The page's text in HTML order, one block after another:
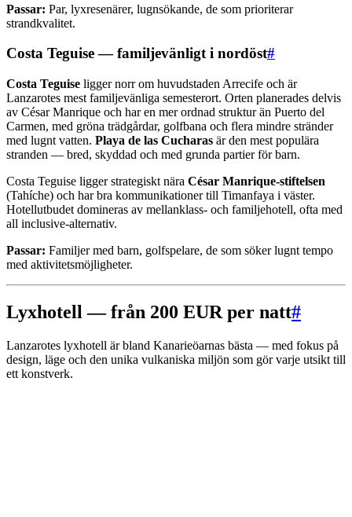
Passar: Par, lyxresenärer, lugnsökande, de som prioriterar
strandkvalitet.
Costa Teguise — familjevänligt i nordöst#
Costa Teguise ligger norr om huvudstaden Arrecife och är
Lanzarotes mest familjevänliga semesterort. Orten planerades delvis
av César Manrique och har en mer ordnad struktur än Puerto del
Carmen, med gröna trädgårdar, golfbana och flera mindre stränder
med lugnt vatten. Playa de las Cucharas är den mest populära
stranden — bred, skyddad och med grunda partier för barn.
Costa Teguise ligger strategiskt nära César Manrique-stiftelsen
(Tahíche) och har bra kommunikationer till Timanfaya i väster.
Hotellutbudet domineras av mellanklass- och familjehotell, ofta med
all inclusive-alternativ.
Passar: Familjer med barn, golfspelare, de som söker lugnt tempo
med aktivitetsmöjligheter.
Lyxhotell — från 200 EUR per natt#
Lanzarotes lyxhotell är bland Kanarieöarnas bästa — med fokus på
design, läge och den unika vulkaniska miljön som gör varje utsikt till
ett konstverk.